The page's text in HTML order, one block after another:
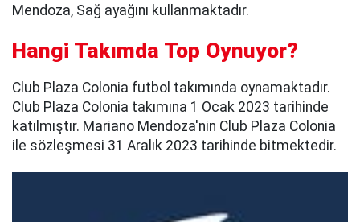
Mendoza, Sağ ayağını kullanmaktadır.
Hangi Takımda Top Oynuyor?
Club Plaza Colonia futbol takımında oynamaktadır.
Club Plaza Colonia takımına 1 Ocak 2023 tarihinde
katılmıştır. Mariano Mendoza'nin Club Plaza Colonia
ile sözleşmesi 31 Aralık 2023 tarihinde bitmektedir.